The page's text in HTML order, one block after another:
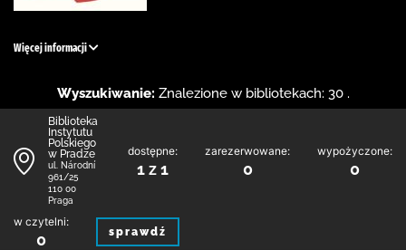
Więcej informacji
Wyszukiwanie: Znalezione w bibliotekach: 30 .
Biblioteka
Instytutu
Polskiego
w Pradze
ul. Národní
961/25
110 00
Praga
dostępne:
1 z 1
zarezerwowane:
0
wypożyczone:
0
w czytelni:
0 sprawdź